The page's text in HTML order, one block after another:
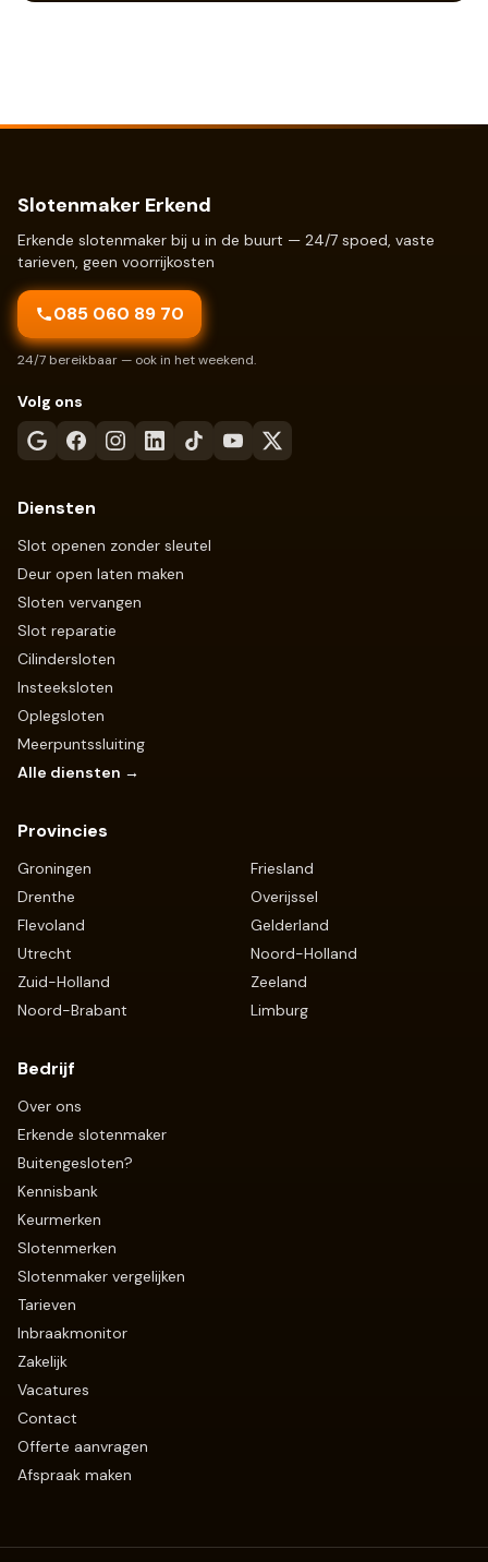
Slotenmaker Erkend
Erkende slotenmaker bij u in de buurt — 24/7 spoed, vaste
tarieven, geen voorrijkosten
085 060 89 70
24/7 bereikbaar — ook in het weekend.
Volg ons
Diensten
Slot openen zonder sleutel
Deur open laten maken
Sloten vervangen
Slot reparatie
Cilindersloten
Insteeksloten
Oplegsloten
Meerpuntssluiting
Alle diensten →
Provincies
Groningen
Friesland
Drenthe
Overijssel
Flevoland
Gelderland
Utrecht
Noord-Holland
Zuid-Holland
Zeeland
Noord-Brabant
Limburg
Bedrijf
Over ons
Erkende slotenmaker
Buitengesloten?
Kennisbank
Keurmerken
Slotenmerken
Slotenmaker vergelijken
Tarieven
Inbraakmonitor
Zakelijk
Vacatures
Contact
Offerte aanvragen
Afspraak maken